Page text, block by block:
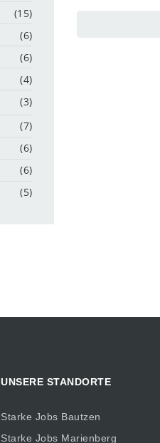
(15)
(6)
(6)
(4)
(3)
(7)
(6)
(6)
(5)
UNSERE STANDORTE
Starke Jobs Bautzen
Starke Jobs Marienberg